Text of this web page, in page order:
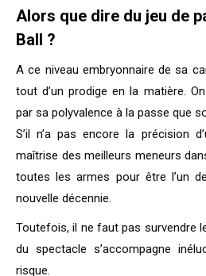
Alors que dire du jeu de
Ball ?
A ce niveau embryonnaire de sa
tout d’un prodige en la matière.
par sa polyvalence à la passe que
S’il n’a pas encore la précision
maîtrise des meilleurs meneurs
toutes les armes pour être l’un
nouvelle décennie.
Toutefois, il ne faut pas survendre
du spectacle s’accompagne
risque.